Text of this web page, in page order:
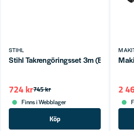
STIHL
Stihl Takrengöringsset 3m (BG 56,
745 kr
724 kr
Finns i Webblager
Köp
2